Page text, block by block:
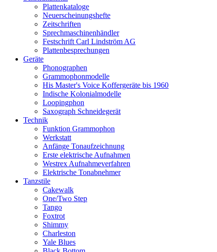
Plattenkataloge
Neuerscheinungshefte
Zeitschriften
Sprechmaschinenhändler
Festschrift Carl Lindström AG
Plattenbesprechungen
Geräte
Phonographen
Grammophonmodelle
His Master's Voice Koffergeräte bis 1960
Indische Kolonialmodelle
Loopingphon
Saxograph Schneidegerät
Technik
Funktion Grammophon
Werkstatt
Anfänge Tonaufzeichnung
Erste elektrische Aufnahmen
Westrex Aufnahmeverfahren
Elektrische Tonabnehmer
Tanzstile
Cakewalk
One/Two Step
Tango
Foxtrot
Shimmy
Charleston
Yale Blues